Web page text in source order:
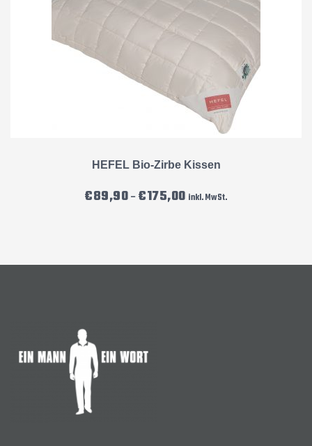
HEFEL Bio-Zirbe Kissen
€89,90–€175,00Preisspanne: €89,90 bis
inkl. MwSt.